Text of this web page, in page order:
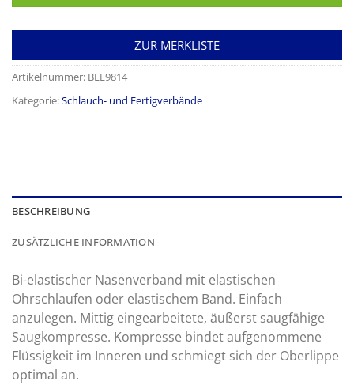
ZUR MERKLISTE
Artikelnummer: BEE9814
Kategorie:Schlauch- und Fertigverbände
BESCHREIBUNG
ZUSÄTZLICHE INFORMATION
Bi-elastischer Nasenverband mit elastischen
Ohrschlaufen oder elastischem Band. Einfach
anzulegen. Mittig eingearbeitete, äußerst saugfähige
Saugkompresse. Kompresse bindet aufgenommene
Flüssigkeit im Inneren und schmiegt sich der Oberlippe
optimal an.